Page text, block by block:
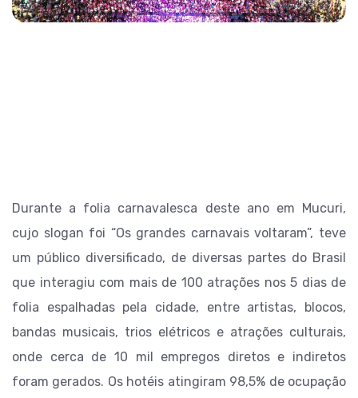
Durante a folia carnavalesca deste ano em Mucuri,
cujo slogan foi “Os grandes carnavais voltaram”, teve
um público diversificado, de diversas partes do Brasil
que interagiu com mais de 100 atrações nos 5 dias de
folia espalhadas pela cidade, entre artistas, blocos,
bandas musicais, trios elétricos e atrações culturais,
onde cerca de 10 mil empregos diretos e indiretos
foram gerados. Os hotéis atingiram 98,5% de ocupação